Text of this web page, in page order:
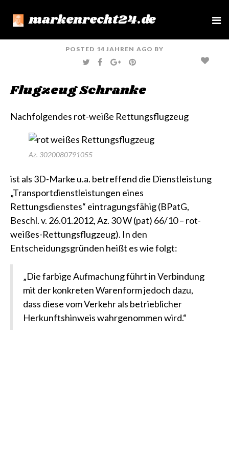
markenrecht24.de
e
POSTED 14 JAHREN AGO BY
T
W
T
E
F
A
B
O
G
O
E
P
I
E
R
Flugzeug Schranke
Nachfolgendes rot-weiße Rettungsflugzeug
Az. 3020080791055
ist als 3D-Marke u.a. betreffend die Dienstleistung
„Transportdienstleistungen eines
Rettungsdienstes“ eintragungsfähig(BPatG,
Beschl. v. 26.01.2012, Az. 30 W (pat) 66/10 – rot-
weißes-Rettungsflugzeug). In den
Entscheidungsgründen heißt es wie folgt:
„Die farbige Aufmachung führt in Verbindung
mit der konkreten Warenform jedoch dazu,
dass diese vom Verkehr als betrieblicher
Herkunftshinweis wahrgenommen wird.“